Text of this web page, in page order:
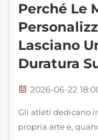
Perché Le
Lasciano
Duratura
2026-06-22
Gli atleti dedicano
propria arte e,